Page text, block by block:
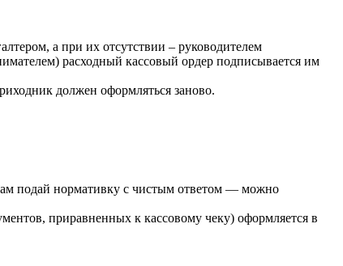
а при их отсутствии – руководителем
расходный кассовый ордер подписывается им
должен оформляться заново.
подай нормативку с чистым ответом — можно
приравненных к кассовому чеку) оформляется в